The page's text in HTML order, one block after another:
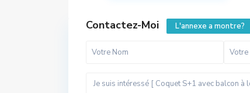
Contactez-Moi L'annexe a montre?